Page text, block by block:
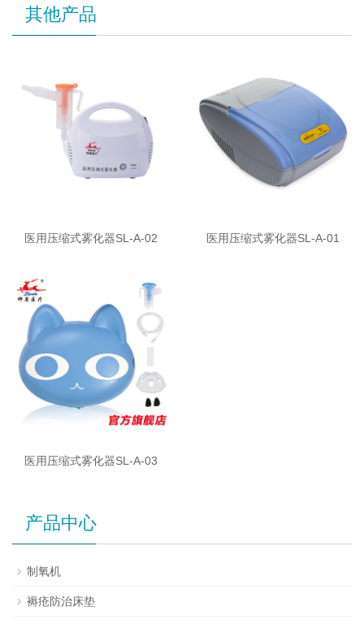
其他产品
医用压缩式雾化器SL-A-02 医用压缩式雾化器SL-A-01
医用压缩式雾化器SL-A-03
产品中心
制氧机
褥疮防治床垫